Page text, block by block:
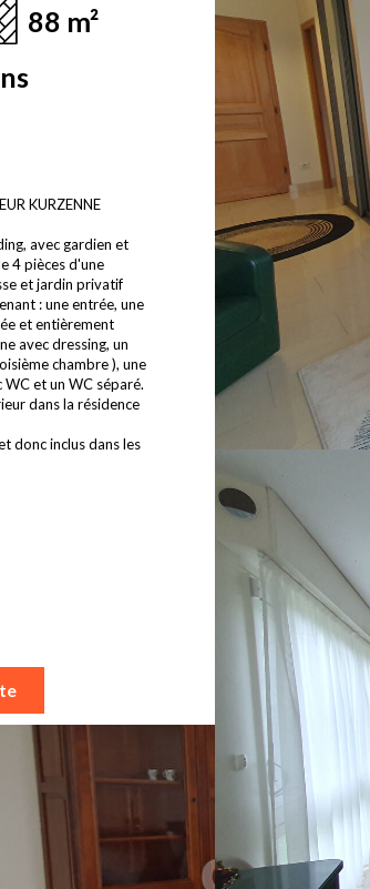
88 m²
KURZENNE
avec gardien et
4 pièces d'une
et jardin privatif
: une entrée, une
et entièrement
avec dressing, un
chambre ), une
WC et un WC séparé.
dans la résidence
donc inclus dans les